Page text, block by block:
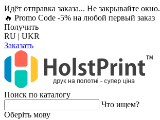
Идёт отправка заказа... Не закрывайте окно.
🔥 Promo Code -5% на любой первый заказ
Получить
RU | UKR
Заказать
Поиск по каталогу
Что ищем?
Оберiть мову